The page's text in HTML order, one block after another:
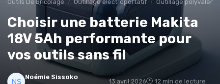
Outils De Bricolage Outillage électroportatif Outillage polyvalent
Choisir une batterie Makita
18V 5Ah performante pour
vos outils sans fil
Noémie Sissoko
13 avril 2026 12 min de lecture